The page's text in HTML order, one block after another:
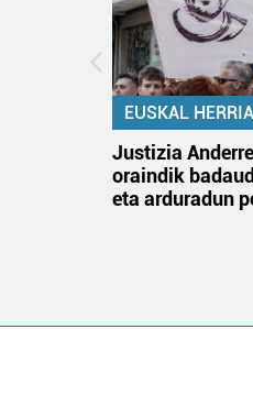
EUSKAL
Justizia
oraindik
eta arduradun